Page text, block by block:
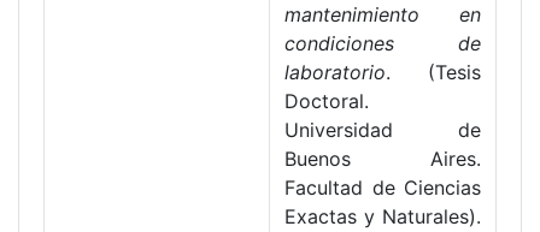
mantenimiento en
condiciones de
laboratorio. (Tesis
Doctoral.
Universidad de
Buenos Aires.
Facultad de Ciencias
Exactas y Naturales).